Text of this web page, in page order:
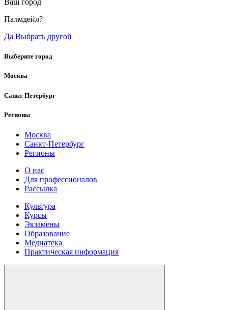
Ваш город
Палмдейл?
Да Выбрать другой
Выберите город
Москва
Санкт-Петербург
Регионы
Москва
Санкт-Петербург
Регионы
О нас
Для профессионалов
Рассылка
Культура
Курсы
Экзамены
Образование
Медиатека
Практическая информация